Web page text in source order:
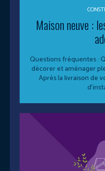
Maison neuve :
Questions fréquentes :
décorer et aménager
Après la livraison de